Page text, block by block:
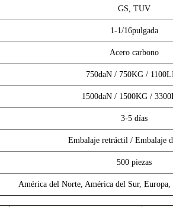
GS, TUV
1-1/16pulgada
Acero carbono
750daN / 750KG /
1500daN / 1500KG /
3-5 días
Embalaje retráctil / Embalaje
500 piezas
América del Norte, América del Sur,